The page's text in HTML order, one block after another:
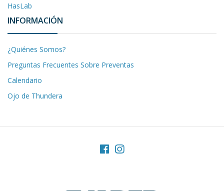
HasLab
INFORMACIÓN
¿Quiénes Somos?
Preguntas Frecuentes Sobre Preventas
Calendario
Ojo de Thundera